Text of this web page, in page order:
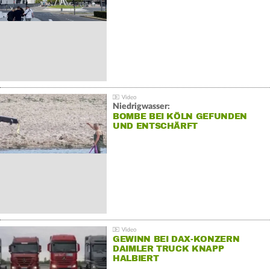
Niedrigwasser:
BOMBE BEI KÖLN GEFUNDEN
UND ENTSCHÄRFT
GEWINN BEI DAX-KONZERN
DAIMLER TRUCK KNAPP
HALBIERT